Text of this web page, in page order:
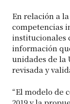
En relación a
competencias
institucionales
información
unidades de la
revisada y
“El modelo de